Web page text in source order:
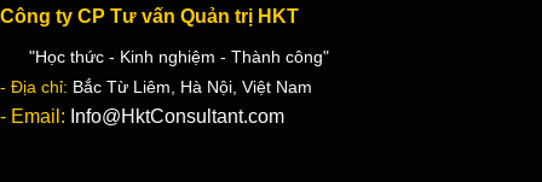
Công ty CP Tư vấn Quản trị HKT
"Học thức - Kinh nghiệm - Thành công"
- Địa chỉ: Bắc Từ Liêm, Hà Nội, Việt Nam
- Email: Info@HktConsultant.com